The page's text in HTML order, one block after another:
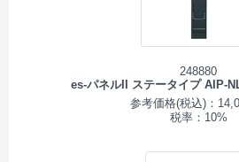
248880
es-パネルII ステータイプ AIP-
参考価格(税込)：
税率：10%